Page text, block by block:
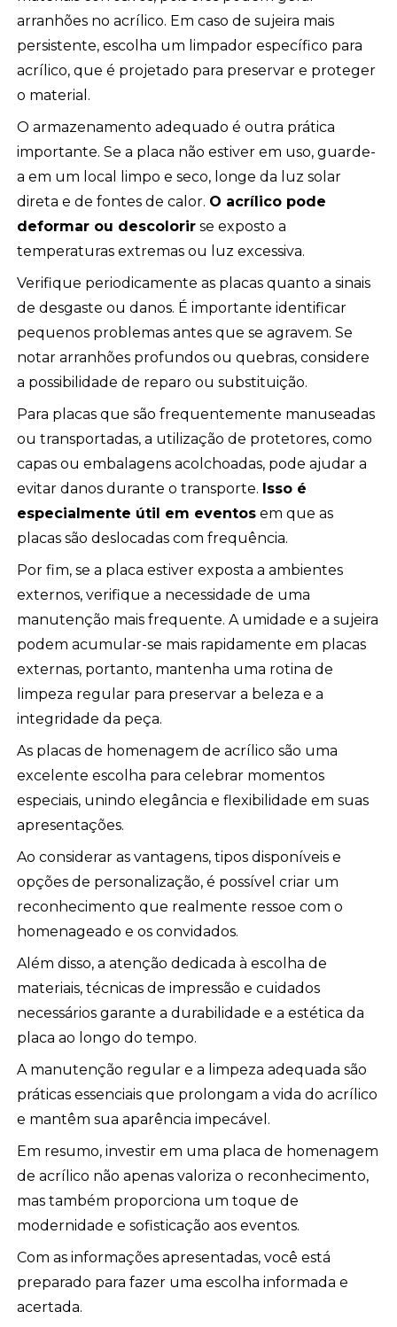
arranhões no acrílico. Em caso de sujeira mais
persistente, escolha um limpador específico para
acrílico, que é projetado para preservar e proteger
o material.
O armazenamento adequado é outra prática
importante. Se a placa não estiver em uso, guarde-
a em um local limpo e seco, longe da luz solar
direta e de fontes de calor. O acrílico pode
deformar ou descolorir se exposto a
temperaturas extremas ou luz excessiva.
Verifique periodicamente as placas quanto a sinais
de desgaste ou danos. É importante identificar
pequenos problemas antes que se agravem. Se
notar arranhões profundos ou quebras, considere
a possibilidade de reparo ou substituição.
Para placas que são frequentemente manuseadas
ou transportadas, a utilização de protetores, como
capas ou embalagens acolchoadas, pode ajudar a
evitar danos durante o transporte. Isso é
especialmente útil em eventos em que as
placas são deslocadas com frequência.
Por fim, se a placa estiver exposta a ambientes
externos, verifique a necessidade de uma
manutenção mais frequente. A umidade e a sujeira
podem acumular-se mais rapidamente em placas
externas, portanto, mantenha uma rotina de
limpeza regular para preservar a beleza e a
integridade da peça.
As placas de homenagem de acrílico são uma
excelente escolha para celebrar momentos
especiais, unindo elegância e flexibilidade em suas
apresentações.
Ao considerar as vantagens, tipos disponíveis e
opções de personalização, é possível criar um
reconhecimento que realmente ressoe com o
homenageado e os convidados.
Além disso, a atenção dedicada à escolha de
materiais, técnicas de impressão e cuidados
necessários garante a durabilidade e a estética da
placa ao longo do tempo.
A manutenção regular e a limpeza adequada são
práticas essenciais que prolongam a vida do acrílico
e mantêm sua aparência impecável.
Em resumo, investir em uma placa de homenagem
de acrílico não apenas valoriza o reconhecimento,
mas também proporciona um toque de
modernidade e sofisticação aos eventos.
Com as informações apresentadas, você está
preparado para fazer uma escolha informada e
acertada.